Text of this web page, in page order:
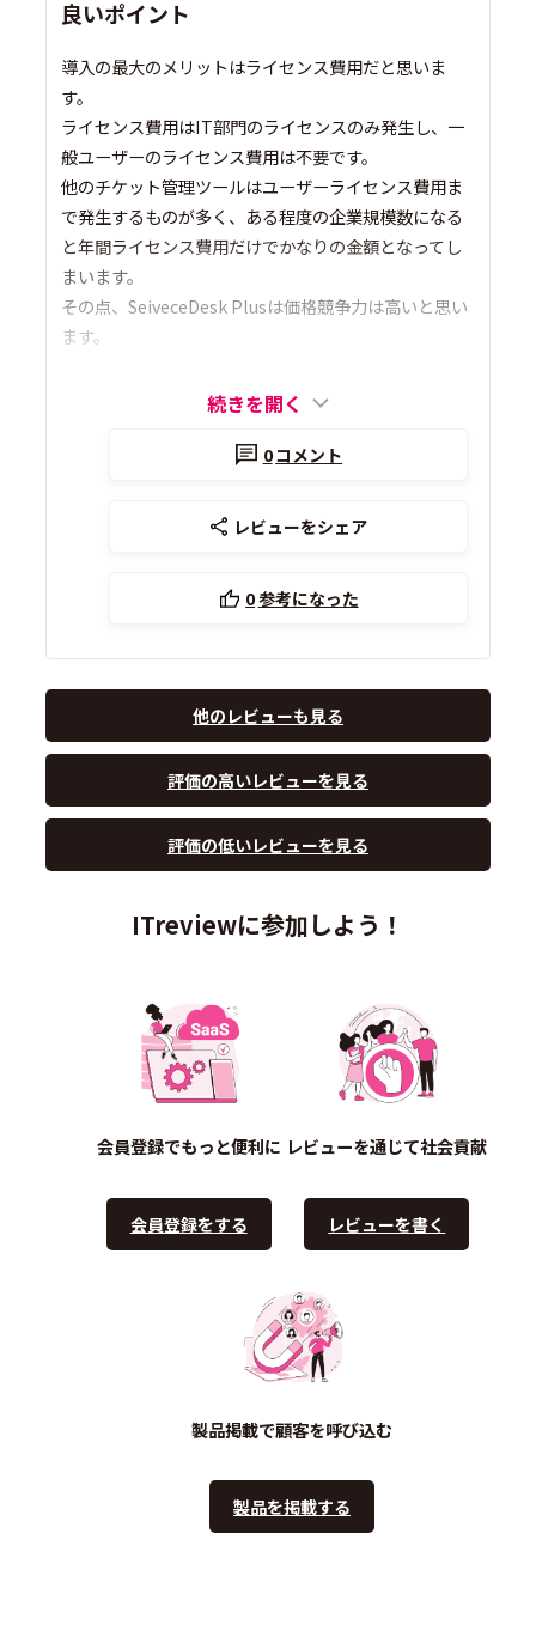
良いポイント
導入の最大のメリットはライセンス費用だと思いま
す。
ライセンス費用はIT部門のライセンスのみ発生し、一
般ユーザーのライセンス費用は不要です。
他のチケット管理ツールはユーザーライセンス費用ま
で発生するものが多く、ある程度の企業規模数になる
と年間ライセンス費用だけでかなりの金額となってし
まいます。
その点、SeiveceDesk Plusは価格競争力は高いと思い
ます。
続きを開く
0コメント
レビューをシェア
0参考になった
他のレビューも見る
評価の高いレビューを見る
評価の低いレビューを見る
ITreviewに参加しよう！
会員登録でもっと便利に
会員登録をする
レビューを通じて社会貢献
レビューを書く
製品掲載で顧客を呼び込む
製品を掲載する